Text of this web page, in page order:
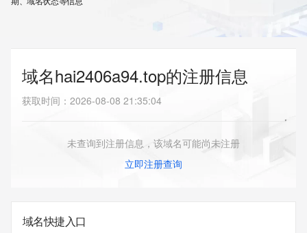
域名hai2406a94.top的注册信息
获取时间 ： 2026-08-08 21:35:04
未查询到注册信息，该域名可能尚未注册
立即注册查询
域名快捷入口